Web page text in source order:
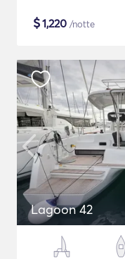
$1,220 /notte
Lagoon 42